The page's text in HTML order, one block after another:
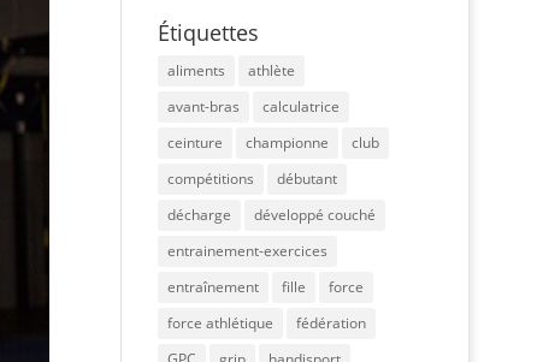
Étiquettes
aliments
athlète
avant-bras
calculatrice
ceinture
championne
club
compétitions
débutant
décharge
développé couché
entrainement-exercices
entraînement
fille
force
force athlétique
fédération